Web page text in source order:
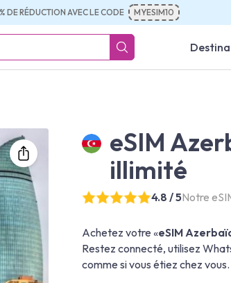
DE RÉDUCTION AVEC LE CODE MYESIM10
eSIM
illimité
4.8 / 5Notre
Achetez votre «eSIM
Restez connecté, utilisez
comme si vous étiez chez vous.